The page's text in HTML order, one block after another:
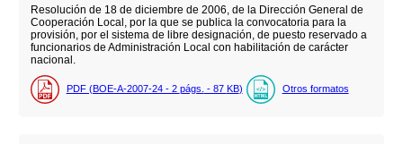
Resolución de 18 de diciembre de 2006, de la Dirección General de
Cooperación Local, por la que se publica la convocatoria para la
provisión, por el sistema de libre designación, de puesto reservado a
funcionarios de Administración Local con habilitación de carácter
nacional.
PDF (BOE-A-2007-24 - 2 págs. - 87 KB) Otros formatos